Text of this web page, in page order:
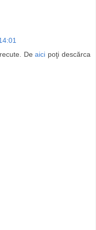
Deaici poţi descărca